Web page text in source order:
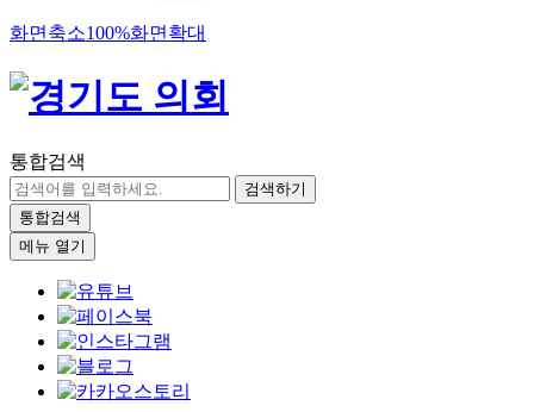
화면축소100%화면확대
통합검색
검색하기
통합검색
메뉴 열기